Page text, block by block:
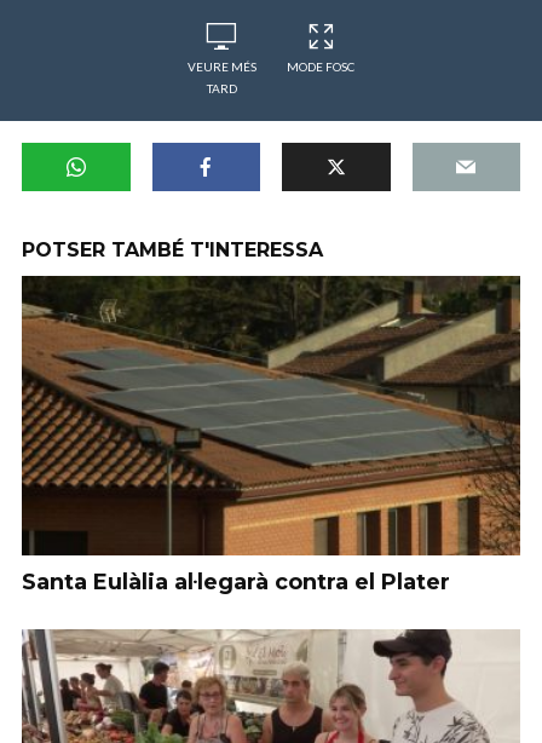
VEURE MÉS
TARD
MODE FOSC
POTSER TAMBÉ T'INTERESSA
Santa Eulàlia al·legarà contra el Plater